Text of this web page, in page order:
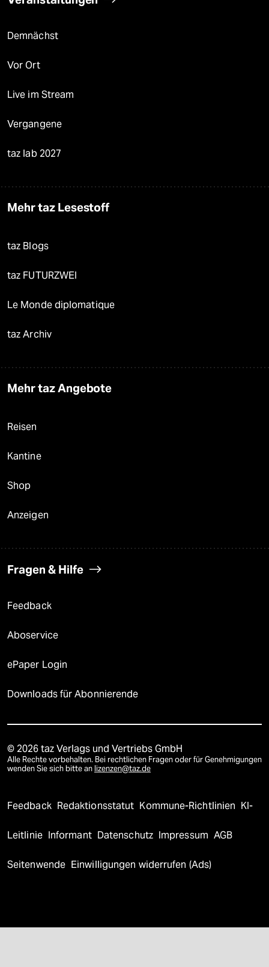
Demnächst
Vor Ort
Live im Stream
Vergangene
taz lab 2027
Mehr taz Lesestoff
taz Blogs
taz FUTURZWEI
Le Monde diplomatique
taz Archiv
Mehr taz Angebote
Reisen
Kantine
Shop
Anzeigen
Fragen & Hilfe
Feedback
Aboservice
ePaper Login
Downloads für Abonnierende
© 2026 taz Verlags und Vertriebs GmbH
Alle Rechte vorbehalten. Bei rechtlichen Fragen oder für Genehmigungen
wenden Sie sich bitte an lizenzen@taz.de
Feedback Redaktionsstatut Kommune-Richtlinien KI-
Leitlinie Informant Datenschutz Impressum AGB
Seitenwende Einwilligungen widerrufen (Ads)